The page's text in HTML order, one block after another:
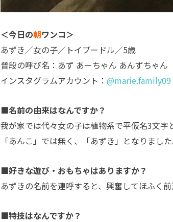
＜今日の朝ワンコ＞
あずき／女の子／トイプードル／5歳
普段の呼び名：あず あーちゃん あんずちゃん
インスタグラムアカウント： @marie.family09
■名前の由来はなんですか？
我が家では代々女の子は植物系で平仮名3文
「あんこ」では無く、「あずき」となりました
■好きな遊び・おもちゃはありますか？
あずきの名前を連呼すると、興奮してほふく
■特技はなんですか？